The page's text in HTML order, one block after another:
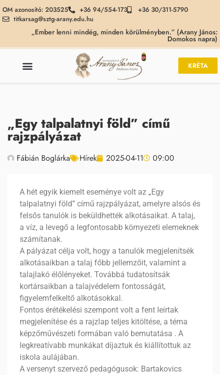
OM azonosító: 203525 +36 94/554-173
+36 30/311-5790
titkarsag@sztg-arany.edu.hu
„Ember lenni mindég, minden körülményben.” (Arany János:
Domokos napra)
KRÉTA
„Egy talpalatnyi föld” című
rajzpályázat
Fábián Boglárka Hírek 2025-04-11 09:00
A hét egyik kiemelt eseménye volt az „Egy
talpalatnyi föld” című rajzpályázat, amelyre alsós és
felsős tanulók is beküldhették alkotásaikat. A talaj,
a víz, a levegő a legfontosabb környezeti elemeknek
számítanak.
A pályázat célja volt, hogy a tanulók megjelenítsék
alkotásaikban a talaj főbb jellemzőit, valamint a
talajlakó élőlényeket. Továbbá tudatosítsák
kortársaikban a talajvédelem fontosságát,
figyelemfelkeltő alkotásokkal.
Fontos érétékelési szempont volt a fent leírtak
megjelenítése és a rajzlap teljes kitöltése, a téma
képzőművészeti formában való bemutatása . A
legkreatívabb munkákat díjaztuk és kiállítottuk az
iskola aulájában.
A versenyt szervező pedagógusok: Bartakovics